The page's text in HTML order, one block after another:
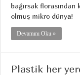
bağırsak florasından
olmuş mikro dünya!
Devamını Oku »
Plastik her